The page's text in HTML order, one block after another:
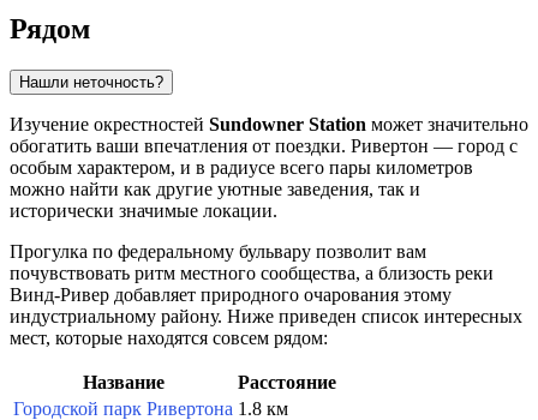
Рядом
Нашли неточность?
Изучение окрестностей Sundowner Station может значительно
обогатить ваши впечатления от поездки. Ривертон — город с
особым характером, и в радиусе всего пары километров
можно найти как другие уютные заведения, так и
исторически значимые локации.
Прогулка по федеральному бульвару позволит вам
почувствовать ритм местного сообщества, а близость реки
Винд-Ривер добавляет природного очарования этому
индустриальному району. Ниже приведен список интересных
мест, которые находятся совсем рядом:
Название
Расстояние
Городской парк Ривертона 1.8 км